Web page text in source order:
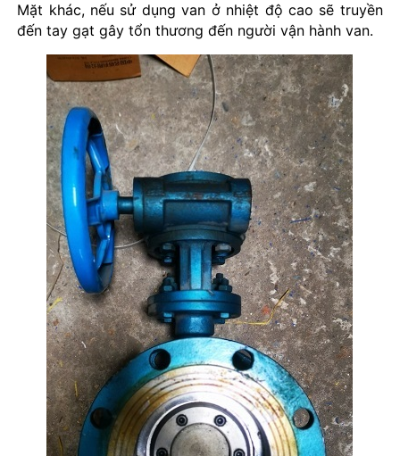
Mặt khác, nếu sử dụng van ở nhiệt độ cao sẽ truyền
đến tay gạt gây tổn thương đến người vận hành van.